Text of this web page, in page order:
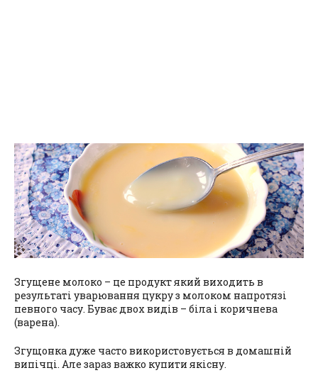
Згущене молоко – це продукт який виходить в
результаті уварювання цукру з молоком напротязі
певного часу. Буває двох видів – біла і коричнева
(варена).
Згущонка дуже часто використовується в домашній
випічці. Але зараз важко купити якісну.